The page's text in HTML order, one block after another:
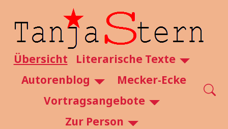
SKIP TO MAIN CONTENT
Übersicht
Literarische Texte
Autorenblog
Mecker-Ecke
Vortragsangebote
Zur Person